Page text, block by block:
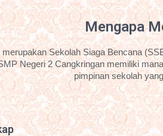
Mengapa
Sekolah Siaga Bencana
Negeri 2 Cangkringan memiliki
pimpinan sekolah